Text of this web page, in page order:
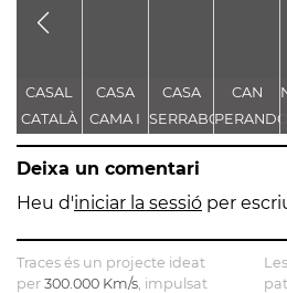
CASAL
CATALÀ
CASA
CAMA I
ESCURRA
CASA
SERRABOU
CAN
- CASA
FARJAS
Deixa un comentari
Heu d'iniciar la sessió per
Traces és un projecte ideat
per 300.000 Km/s , impulsat